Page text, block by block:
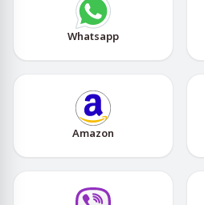
Whatsapp
Amazon